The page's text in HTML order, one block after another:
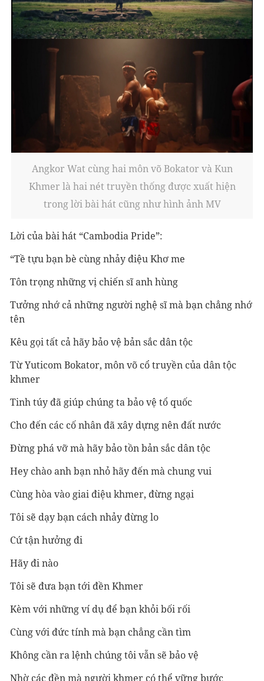
Angkor Wat cùng hai môn võ Bokator và Kun
Khmer là hai nét truyền thống được xuất hiện
trong lời bài hát cũng như hình ảnh MV
Lời của bài hát “Cambodia Pride”:
“Tề tựu bạn bè cùng nhảy điệu Khơ me
Tôn trọng những vị chiến sĩ anh hùng
Tưởng nhớ cả những người nghệ sĩ mà bạn chẳng nhớ
tên
Kêu gọi tất cả hãy bảo vệ bản sắc dân tộc
Từ Yuticom Bokator, môn võ cổ truyền của dân tộc
khmer
Tinh túy đã giúp chúng ta bảo vệ tổ quốc
Cho đến các cố nhân đã xây dựng nên đất nước
Đừng phá vỡ mà hãy bảo tồn bản sắc dân tộc
Hey chào anh bạn nhỏ hãy đến mà chung vui
Cùng hòa vào giai điệu khmer, đừng ngại
Tôi sẽ dạy bạn cách nhảy đừng lo
Cứ tận hưởng đi
Hãy đi nào
Tôi sẽ đưa bạn tới đền Khmer
Kèm với những ví dụ để bạn khỏi bối rối
Cùng với đức tính mà bạn chẳng cần tìm
Không cần ra lệnh chúng tôi vẫn sẽ bảo vệ
Nhờ các đền mà người khmer có thể vững bước